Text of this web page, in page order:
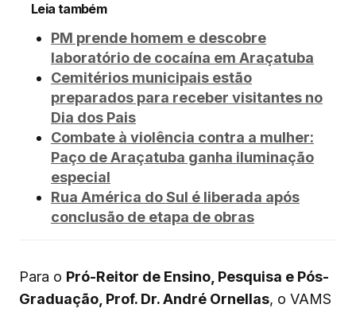
Leia também
PM prende homem e descobre
laboratório de cocaína em Araçatuba
Cemitérios municipais estão
preparados para receber visitantes no
Dia dos Pais
Combate à violência contra a mulher:
Paço de Araçatuba ganha iluminação
especial
Rua América do Sul é liberada após
conclusão de etapa de obras
Para o Pró-Reitor de Ensino, Pesquisa e Pós-
Graduação, Prof. Dr. André Ornellas, o VAMS